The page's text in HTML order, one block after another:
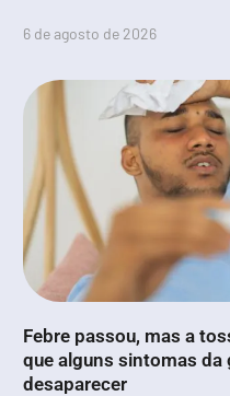
6 de agosto de 2026
Febre passou, mas a
que alguns sintomas da
desaparecer